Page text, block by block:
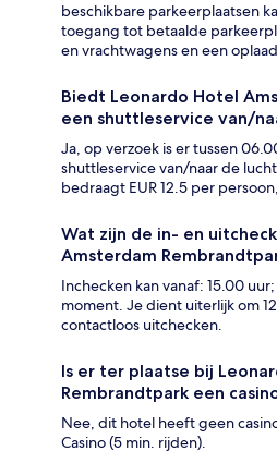
beschikbare parkeerplaatsen
toegang tot betaalde
en vrachtwagens en een
Biedt Leonardo Hotel
een shuttleservice van/
Ja, op verzoek is er tussen
shuttleservice van/naar de
bedraagt EUR 12.5 per
Wat zijn de in- en
Amsterdam
Inchecken kan vanaf: 15.00
moment. Je dient uiterlijk om
contactloos uitchecken.
Is er ter plaatse bij
Rembrandtpark een
Nee, dit hotel heeft geen
Casino (5 min. rijden).